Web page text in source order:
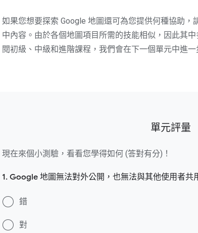
如果您想要探索 Google 地圖還可為您提供何種協助，
中內容。由於各個地圖項目所需的技能相似，因此其
閱初級、中級和進階課程，我們會在下一個單元中進一
單元評量
現在來個小測驗，看看您學得如何 (答對有分)！
1. Google 地圖無法對外公開，也無法與其他使用者共
錯
對